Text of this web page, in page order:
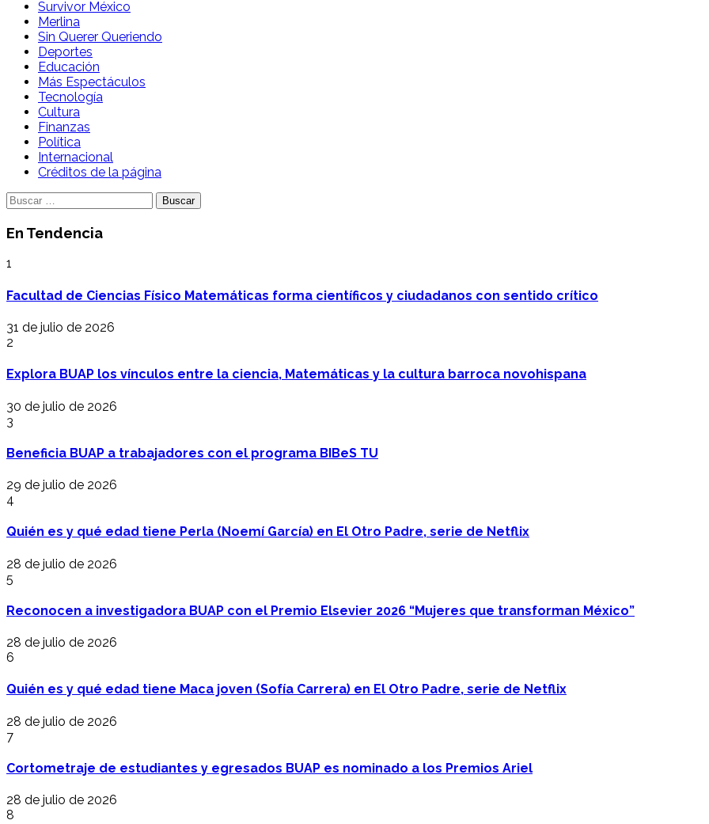
Survivor México
Merlina
Sin Querer Queriendo
Deportes
Educación
Más Espectáculos
Tecnología
Cultura
Finanzas
Política
Internacional
Créditos de la página
Buscar:
En Tendencia
1
Facultad de Ciencias Físico Matemáticas forma científicos y ciudadanos con sentido crítico
31 de julio de 2026
2
Explora BUAP los vínculos entre la ciencia, Matemáticas y la cultura barroca novohispana
30 de julio de 2026
3
Beneficia BUAP a trabajadores con el programa BIBeS TU
29 de julio de 2026
4
Quién es y qué edad tiene Perla (Noemí García) en El Otro Padre, serie de Netflix
28 de julio de 2026
5
Reconocen a investigadora BUAP con el Premio Elsevier 2026 “Mujeres que transforman México”
28 de julio de 2026
6
Quién es y qué edad tiene Maca joven (Sofía Carrera) en El Otro Padre, serie de Netflix
28 de julio de 2026
7
Cortometraje de estudiantes y egresados BUAP es nominado a los Premios Ariel
28 de julio de 2026
8